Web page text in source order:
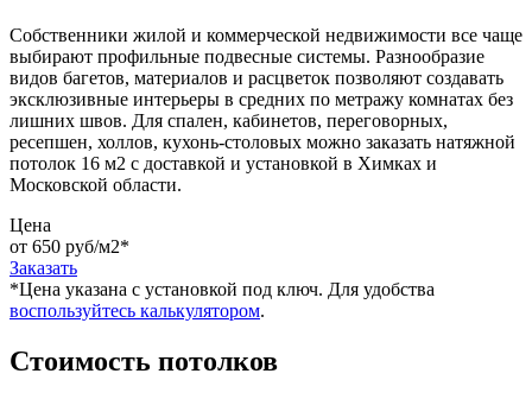
Собственники жилой и коммерческой недвижимости все чаще
выбирают профильные подвесные системы. Разнообразие
видов багетов, материалов и расцветок позволяют создавать
эксклюзивные интерьеры в средних по метражу комнатах без
лишних швов. Для спален, кабинетов, переговорных,
ресепшен, холлов, кухонь-столовых можно заказать натяжной
потолок 16 м2 с доставкой и установкой в Химках и
Московской области.
Цена
от 650 руб/м2*
Заказать
*Цена указана c установкой под ключ. Для удобства
воспользуйтесь калькулятором.
Стоимость потолков